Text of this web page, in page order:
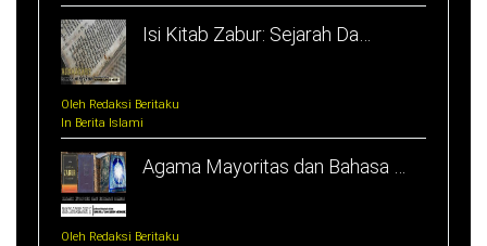
Isi Kitab Zabur: Sejarah Da…
Oleh Redaksi Beritaku
In Berita Islami
Agama Mayoritas dan Bahasa …
Oleh Redaksi Beritaku